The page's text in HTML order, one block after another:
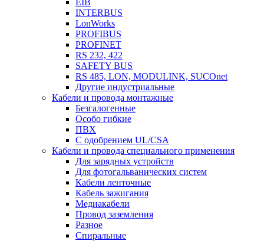
INTERBUS
LonWorks
PROFIBUS
PROFINET
RS 232, 422
SAFETY BUS
RS 485, LON, MODULINK, SUCOnet
Другие индустриальные
Кабели и провода монтажные
Безгалогенные
Особо гибкие
ПВХ
С одобрением UL/CSA
Кабели и провода специального применения
Для зарядных устройств
Для фотогальванических систем
Кабели ленточные
Кабель зажигания
Медиакабели
Провод заземления
Разное
Спиральные